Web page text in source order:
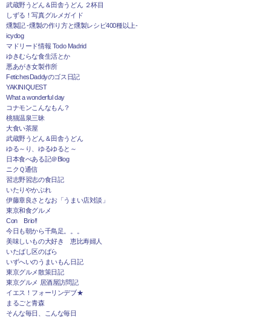
武蔵野うどん＆田舎うどん ２杯目
しずる！写真グルメガイド
燻製記 -燻製の作り方と燻製レシピ400種以上-
icydog
マドリード情報 Todo Madrid
ゆきむらな食生活とか
悪あがき女製作所
FetichesDaddyのゴス日記
YAKINIQUEST
What a wonderful day
コナモンこんなもん？
桃猫温泉三昧
大食い茶屋
武蔵野うどん＆田舎うどん
ゆる～り、ゆるゆると～
日本食べある記＠Blog
ニクＱ通信
習志野習志の食日記
いたりやかぶれ
伊藤章良さとなお「うまい店対談」
東京和食グルメ
Con Brio!!
今日も朝から千鳥足。。。
美味しいもの大好き 恵比寿婦人
いたばし区のばら
いずへいのうまいもん日記
東京グルメ散策日記
東京グルメ 居酒屋訪問記
イエス！フォーリンデブ★
まるごと青森
そんな毎日、こんな毎日